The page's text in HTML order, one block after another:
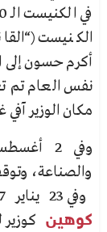
الكنيست
أكرم حسون
نفس العام تم
مكان الوزير
والصناعة،
وفي 23 يناير 2017 حل مكانه عضو الكنيست
كوهين